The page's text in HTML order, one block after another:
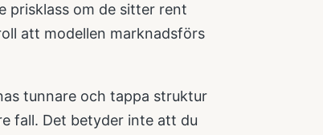
prisklass om de sitter rent
att modellen marknadsförs
tunnare och tappa struktur
fall. Det betyder inte att du